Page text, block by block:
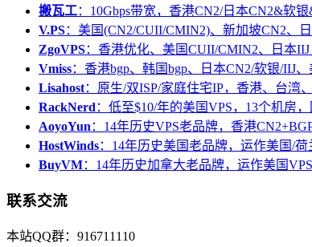
搬瓦工：10Gbps带宽，香港CN2/日本CN2&软
V.PS：美国(CN2/CUII/CMIN2)、新加坡CN2、
ZgoVPS：香港优化、美国CUII/CMIN2、日本
Vmiss：香港bgp、韩国bgp、日本CN2/软银/IIJ
Lisahost：原生/双ISP/家庭住宅IP，香港、台湾
RackNerd ：低至$10/年的美国VPS，13个机房
AoyoYun ：14年历史VPS老品牌，香港
HostWinds：14年历史美国老品牌，运作美国/
BuyVM：14年历史加拿大老品牌，运作美国
联系交流
本站QQ群：916711110